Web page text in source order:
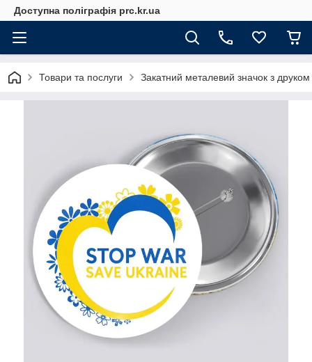
Доступна поліграфія prc.kr.ua
Товари та послуги Закатний металевий значок з друком